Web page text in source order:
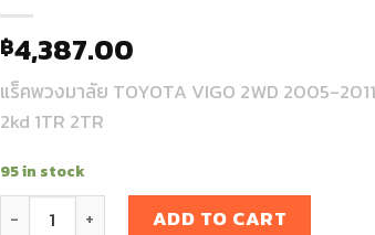
฿4,387.00
แร็คพวงมาลัย TOYOTA VIGO 2WD 2005-
2kd 1TR 2TR
95 in stock
แร็คพวงมาลัย TOYOTA VIGO 2WD 2005-2011
ADD TO CART